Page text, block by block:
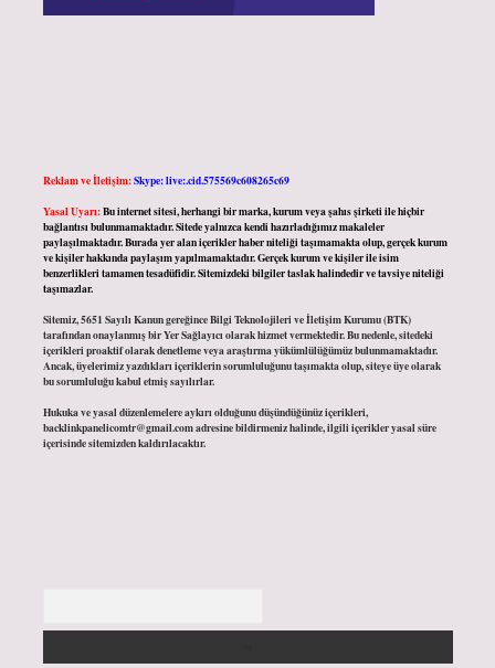
Reklam ve İletişim:Skype: live:.cid.575569c608265c69
Yasal Uyarı:Bu internet sitesi, herhangi bir marka, kurum veya şahıs şirketi ile hiçbir
bağlantısı bulunmamaktadır. Sitede yalnızca kendi hazırladığımız makaleler
paylaşılmaktadır. Burada yer alan içerikler haber niteliği taşımamakta olup, gerçek kurum
ve kişiler hakkında paylaşım yapılmamaktadır. Gerçek kurum ve kişiler ile isim
benzerlikleri tamamen tesadüfidir. Sitemizdeki bilgiler taslak halindedir ve tavsiye niteliği
taşımazlar.
Sitemiz, 5651 Sayılı Kanun gereğince Bilgi Teknolojileri ve İletişim Kurumu (BTK)
tarafından onaylanmış bir Yer Sağlayıcı olarak hizmet vermektedir. Bu nedenle, sitedeki
içerikleri proaktif olarak denetleme veya araştırma yükümlülüğümüz bulunmamaktadır.
Ancak, üyelerimiz yazdıkları içeriklerin sorumluluğunu taşımakta olup, siteye üye olarak
bu sorumluluğu kabul etmiş sayılırlar.
Hukuka ve yasal düzenlemelere aykırı olduğunu düşündüğünüz içerikleri,
backlinkpanelicomtr@gmail.comadresine bildirmeniz halinde, ilgili içerikler yasal süre
içerisinde sitemizden kaldırılacaktır.